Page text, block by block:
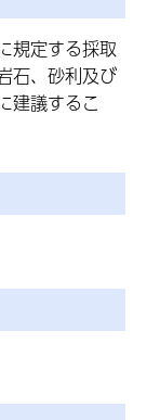
規定する採取
石、砂利及び
建議するこ